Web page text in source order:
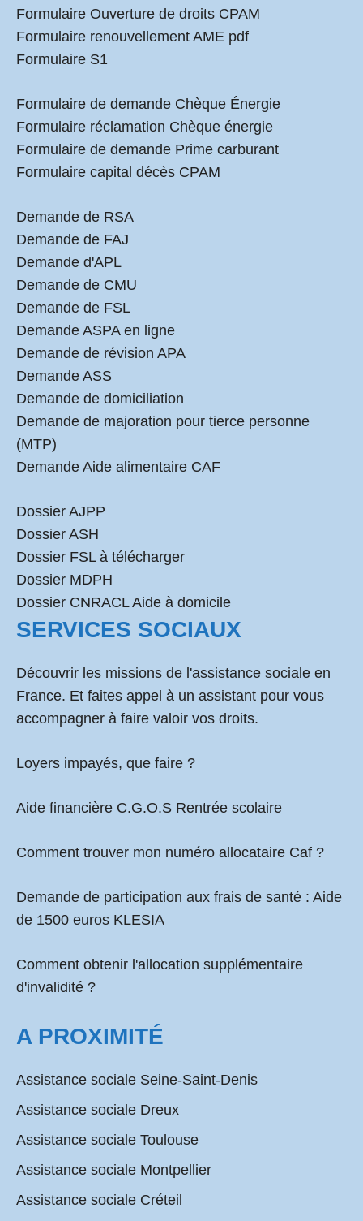
Formulaire Ouverture de droits CPAM
Formulaire renouvellement AME pdf
Formulaire S1
Formulaire de demande Chèque Énergie
Formulaire réclamation Chèque énergie
Formulaire de demande Prime carburant
Formulaire capital décès CPAM
Demande de RSA
Demande de FAJ
Demande d'APL
Demande de CMU
Demande de FSL
Demande ASPA en ligne
Demande de révision APA
Demande ASS
Demande de domiciliation
Demande de majoration pour tierce personne
(MTP)
Demande Aide alimentaire CAF
Dossier AJPP
Dossier ASH
Dossier FSL à télécharger
Dossier MDPH
Dossier CNRACL Aide à domicile
SERVICES SOCIAUX
Découvrir les missions de l'assistance sociale en
France. Et faites appel à un assistant pour vous
accompagner à faire valoir vos droits.
Loyers impayés, que faire ?
Aide financière C.G.O.S Rentrée scolaire
Comment trouver mon numéro allocataire Caf ?
Demande de participation aux frais de santé : Aide
de 1500 euros KLESIA
Comment obtenir l'allocation supplémentaire
d'invalidité ?
A PROXIMITÉ
Assistance sociale Seine-Saint-Denis
Assistance sociale Dreux
Assistance sociale Toulouse
Assistance sociale Montpellier
Assistance sociale Créteil